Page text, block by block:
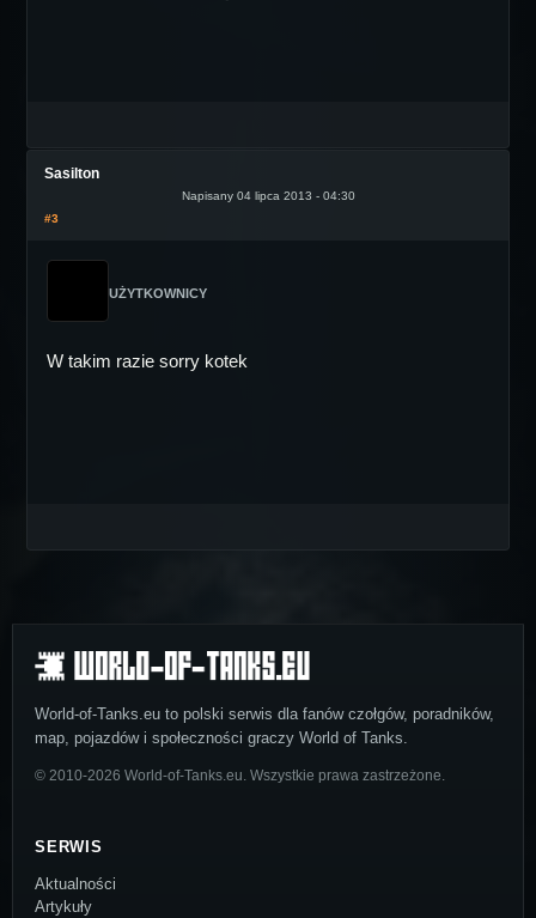
Sasilton
Napisany 04 lipca 2013 - 04:30
#3
UŻYTKOWNICY
W takim razie sorry kotek
World-of-Tanks.eu to polski serwis dla fanów czołgów, poradników,
map, pojazdów i społeczności graczy World of Tanks.
© 2010-2026 World-of-Tanks.eu. Wszystkie prawa zastrzeżone.
SERWIS
Aktualności
Artykuły